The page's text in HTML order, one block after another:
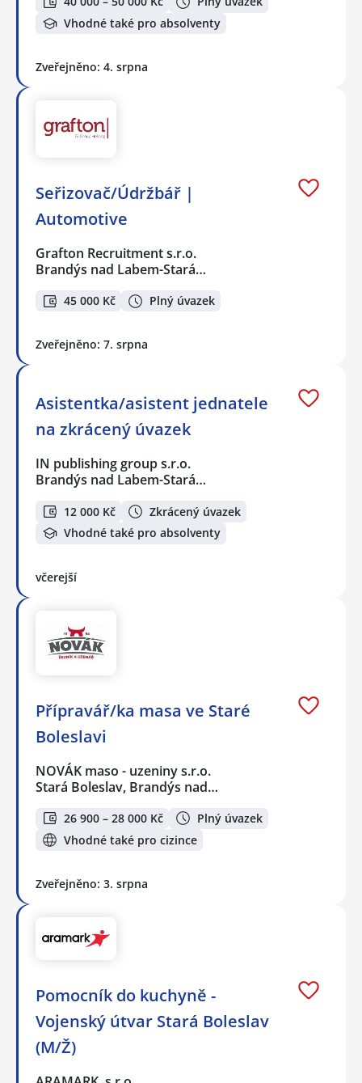
Vhodné také pro absolventy
Zveřejněno: 4. srpna
Seřizovač/Údržbář |
Automotive
Grafton Recruitment s.r.o.
Brandýs nad Labem-Stará…
45 000 Kč Plný úvazek
Zveřejněno: 7. srpna
Asistentka/asistent jednatele
na zkrácený úvazek
IN publishing group s.r.o.
Brandýs nad Labem-Stará…
12 000 Kč
Zkrácený úvazek
Vhodné také pro absolventy
včerejší
Přípravář/ka masa ve Staré
Boleslavi
NOVÁK maso - uzeniny s.r.o.
Stará Boleslav, Brandýs nad…
26 900 – 28 000 Kč
Plný úvazek
Vhodné také pro cizince
Zveřejněno: 3. srpna
Pomocník do kuchyně -
Vojenský útvar Stará Boleslav
(M/Ž)